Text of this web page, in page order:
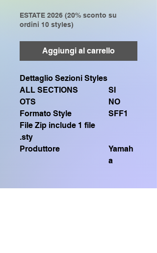
ESTATE 2026 (20% sconto su
ordini 10 styles)
Aggiungi al carrello
Dettaglio Sezioni Styles
ALL SECTIONS
SI
OTS
NO
Formato Style
SFF1
File Zip include 1 file
.sty
Produttore
Yamah
a